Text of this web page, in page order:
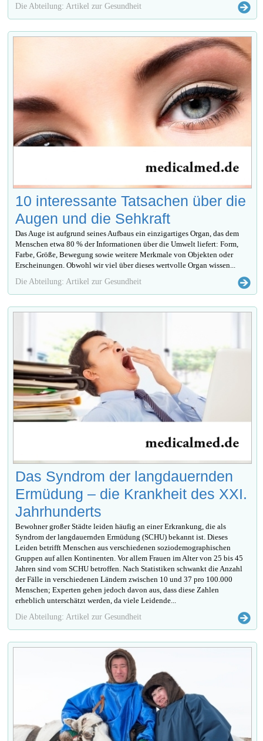
Die Abteilung: Artikel zur Gesundheit
10 interessante Tatsachen über die
Augen und die Sehkraft
Das Auge ist aufgrund seines Aufbaus ein einzigartiges Organ, das dem
Menschen etwa 80 % der Informationen über die Umwelt liefert: Form,
Farbe, Größe, Bewegung sowie weitere Merkmale von Objekten oder
Erscheinungen. Obwohl wir viel über dieses wertvolle Organ wissen...
Die Abteilung: Artikel zur Gesundheit
Das Syndrom der langdauernden
Ermüdung – die Krankheit des XXI.
Jahrhunderts
Bewohner großer Städte leiden häufig an einer Erkrankung, die als
Syndrom der langdauernden Ermüdung (SCHU) bekannt ist. Dieses
Leiden betrifft Menschen aus verschiedenen soziodemographischen
Gruppen auf allen Kontinenten. Vor allem Frauen im Alter von 25 bis 45
Jahren sind vom SCHU betroffen. Nach Statistiken schwankt die Anzahl
der Fälle in verschiedenen Ländern zwischen 10 und 37 pro 100.000
Menschen; Experten gehen jedoch davon aus, dass diese Zahlen
erheblich unterschätzt werden, da viele Leidende...
Die Abteilung: Artikel zur Gesundheit